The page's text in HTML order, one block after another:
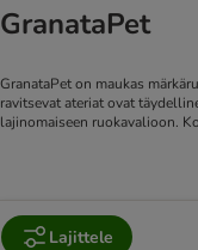
GranataPet
GranataPet on maukas
ravitsevat ateriat ovat
lajinomaiseen ruokavalioon.
Lajittele